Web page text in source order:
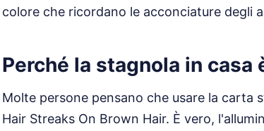
colore che ricordano le acconciature degli
Perché la stagnola in
Molte persone pensano che usare la carta
Hair Streaks On Brown Hair. È vero,